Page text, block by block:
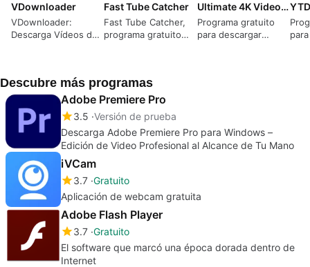
VDownloader
VDownloader:
Descarga Vídeos de
Fast Tube Catcher
Fast Tube Catcher,
programa gratuito
Ultimate 4K Video Downloader
Programa gratuito
para descargar
Descubre más programas
Adobe Premiere Pro
3.5 Versión de prueba
Descarga Adobe Premiere Pro para Windows –
Edición de Video Profesional al Alcance de Tu Mano
iVCam
3.7 Gratuito
Aplicación de webcam gratuita
Adobe Flash Player
3.7 Gratuito
El software que marcó una época dorada dentro de
Internet